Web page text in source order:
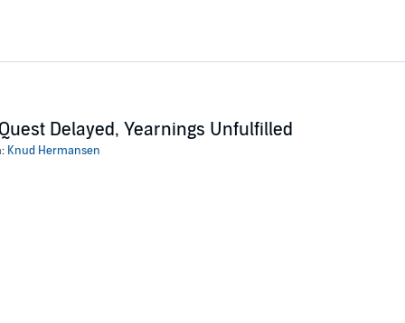
Delayed, Yearnings Unfulfilled
Knud Hermansen